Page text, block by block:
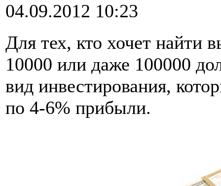
04.09.2012 10:23
Для тех, кто хочет найти
10000 или даже 100000
вид инвестирования,
по 4-6% прибыли.